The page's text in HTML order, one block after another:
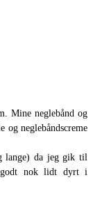
Mine neglebånd og
neglebåndscreme
lange) da jeg gik til
godt nok lidt dyrt i